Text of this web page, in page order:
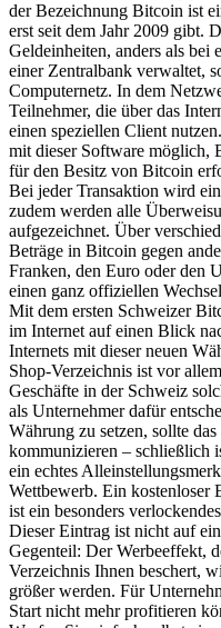
der Bezeichnung Bitcoin ist
erst seit dem Jahr 2009 gibt.
Geldeinheiten, anders als
einer Zentralbank verwaltet,
Computernetz. In dem
Teilnehmer, die über das
einen speziellen Client
mit dieser Software möglich,
für den Besitz von Bitcoin
Bei jeder Transaktion wird
zudem werden alle
aufgezeichnet. Über
Beträge in Bitcoin gegen
Franken, den Euro oder den
einen ganz offiziellen
Mit dem ersten Schweizer
im Internet auf einen Blick
Internets mit dieser neuen
Shop-Verzeichnis ist vor
Geschäfte in der Schweiz
als Unternehmer dafür
Währung zu setzen, sollte
kommunizieren – schließlich
ein echtes
Wettbewerb. Ein kostenloser
ist ein besonders
Dieser Eintrag ist nicht auf
Gegenteil: Der Werbeeffekt,
Verzeichnis Ihnen beschert,
größer werden. Für
Start nicht mehr profitieren